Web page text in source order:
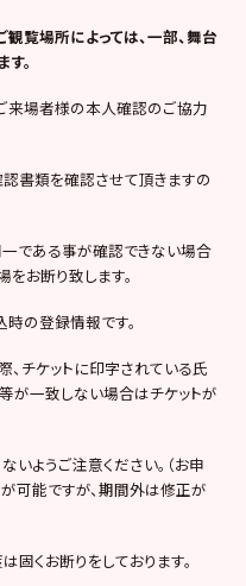
覧場所によっては、一部、舞台
。
場者様の本人確認のご協力
書類を確認させて頂きますの
一である事が確認できない場合
お断り致します。
の登録情報です。
チケットに印字されている氏
が一致しない場合はチケットが
ようご注意ください。（お申
可能ですが、期間外は修正が
くお断りをしております。